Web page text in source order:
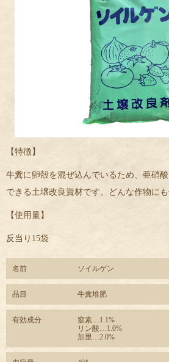
【特徴】
牛糞に卵殻を混ぜ込んでいるため、亜硝
できる土壌改良資材です。どんな作物にも
【使用量】
反当り15袋
名前 ソイルゲン
品目 牛糞堆肥
有効成分
窒素…1.1%
リン酸…1.0%
加里…2.0%